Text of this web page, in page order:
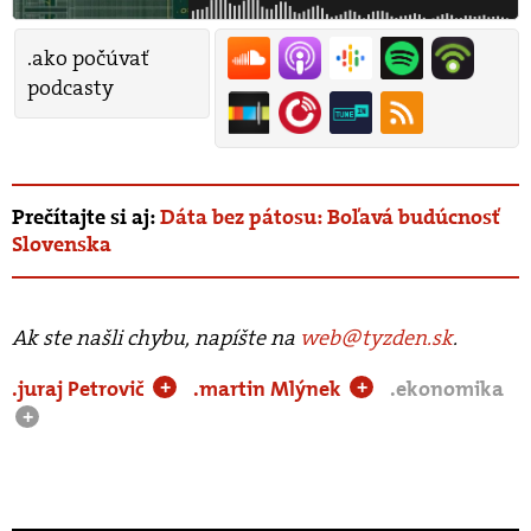
.ako počúvať
podcasty
Prečítajte si aj:Dáta bez pátosu: Boľavá budúcnosť
Slovenska
Ak ste našli chybu, napíšte na web@tyzden.sk.
.juraj Petrovič
+ .martin Mlýnek + .ekonomika
+